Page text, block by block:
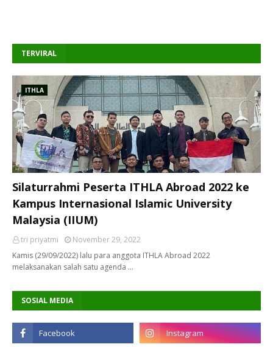
TERVIRAL
ITHLA
Silaturrahmi Peserta ITHLA Abroad 2022 ke
Kampus Internasional Islamic University
Malaysia (IIUM)
tri priyatmi
November 29, 2022
Kamis (29/09/2022) lalu para anggota ITHLA Abroad 2022
melaksanakan salah satu agenda …
SOSIAL MEDIA